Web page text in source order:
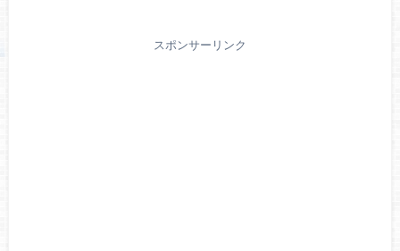
スポンサーリンク